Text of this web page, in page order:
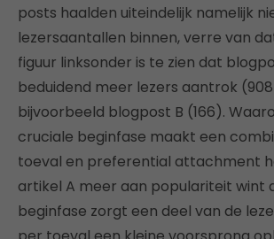
posts haalden uiteindelijk namelijk
lezersaantallen binnen, verre van
figuur linksonder is te zien dat
beduidend meer lezers aantrok
bijvoorbeeld blogpost B (166).
cruciale beginfase maakt een
toeval en preferential attachment
artikel A meer aan populariteit wint
beginfase zorgt een deel van de